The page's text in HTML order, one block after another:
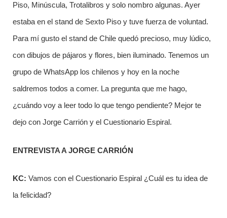
Piso, Minúscula, Trotalibros y solo nombro algunas. Ayer
estaba en el stand de Sexto Piso y tuve fuerza de voluntad.
Para mí gusto el stand de Chile quedó precioso, muy lúdico,
con dibujos de pájaros y flores, bien iluminado. Tenemos un
grupo de WhatsApp los chilenos y hoy en la noche
saldremos todos a comer. La pregunta que me hago,
¿cuándo voy a leer todo lo que tengo pendiente? Mejor te
dejo con Jorge Carrión y el Cuestionario Espiral.
ENTREVISTA A JORGE CARRIÓN
KC: Vamos con el Cuestionario Espiral ¿Cuál es tu idea de
la felicidad?